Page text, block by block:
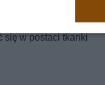
kalorie w
się w postaci tkanki